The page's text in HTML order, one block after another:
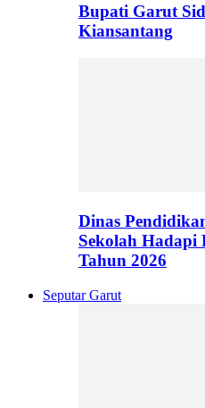
Bupati Garut
Kiansantang
Dinas
Sekolah Hadapi
Tahun 2026
Seputar Garut